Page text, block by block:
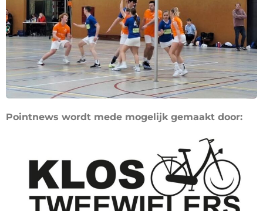
Pointnews wordt mede mogelijk gemaakt door: